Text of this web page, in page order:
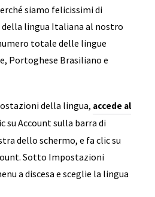
siamo felicissimi di
della lingua Italiana al nostro
totale delle lingue
Portoghese Brasiliano e
della lingua, accede al
su Account sulla barra di
dello schermo, e fa clic su
Sotto Impostazioni
a discesa e sceglie la lingua